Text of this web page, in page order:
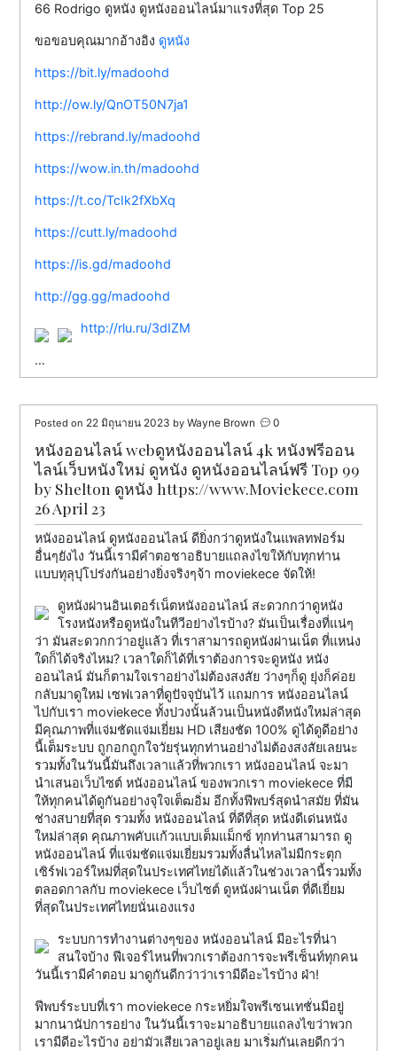
66 Rodrigo ดูหนัง ดูหนังออนไลน์มาแรงที่สุด Top 25
ขอขอบคุณมากอ้างอิง ดูหนัง
https://bit.ly/madoohd
http://ow.ly/QnOT50N7ja1
https://rebrand.ly/madoohd
https://wow.in.th/madoohd
https://t.co/TcIk2fXbXq
https://cutt.ly/madoohd
https://is.gd/madoohd
http://gg.gg/madoohd
http://rlu.ru/3dIZM
…
Posted on 22 มิถุนายน 2023 byWayne Brown 0
หนังออนไลน์ webดูหนังออนไลน์ 4k หนังฟรีออน
ไลน์เว็บหนังใหม่ ดูหนัง ดูหนังออนไลน์ฟรี Top 99
by Shelton ดูหนัง https://www.Moviekece.com
26 April 23
หนังออนไลน์ ดูหนังออนไลน์ ดียิ่งกว่าดูหนังในแพลทฟอร์ม
อื่นๆยังไง วันนี้เรามีคำตอชาอธิบายแถลงไขให้กับทุกท่าน
แบบทุลุปุโปร่งกันอย่างยิ่งจริงๆจ้า moviekece จัดให้!
ดูหนังผ่านอินเตอร์เน็ตหนังออนไลน์ สะดวกกว่าดูหนัง
โรงหนังหรือดูหนังในทีวีอย่างไรบ้าง? มันเป็นเรื่องที่แน่ๆ
ว่า มันสะดวกกว่าอยู่แล้ว ที่เราสามารถดูหนังผ่านเน็ต ที่แหน่ง
ใดก็ได้จริงไหม? เวลาใดก็ได้ที่เราต้องการจะดูหนัง หนัง
ออนไลน์ มันก็ตามใจเราอย่างไม่ต้องสงสัย ว่างๆก็ดู ยุ่งก็ค่อย
กลับมาดูใหม่ เซฟเวลาที่ดูปัจจุบันไว้ แถมการ หนังออนไลน์
ไปกับเรา moviekece ทั้งปวงนั้นล้วนเป็นหนังดีหนังใหม่ล่าสุด
มีคุณภาพที่แจ่มชัดแจ่มเยี่ยม HD เสียงชัด 100% ดูได้ดูดีอย่าง
นี้เต็มระบบ ถูกอกถูกใจวัยรุ่นทุกท่านอย่างไม่ต้องสงสัยเลยนะ
รวมทั้งในวันนี้มันถึงเวลาแล้วที่พวกเรา หนังออนไลน์ จะมา
นำเสนอเว็บไซต์ หนังออนไลน์ ของพวกเรา moviekece ที่มี
ให้ทุกคนได้ดูกันอย่างจุใจเต็ฒอิ่ม อีกทั้งฟีพบร์สุดนำสมัย ที่มัน
ช่างสบายที่สุด รวมทั้ง หนังออนไลน์ ที่ดีที่สุด หนังดีเด่นหนัง
ใหม่ล่าสุด คุณภาพคับแก้วแบบเต็มแม็กซ์ ทุกท่านสามารถ ดู
หนังออนไลน์ ที่แจ่มชัดแจ่มเยี่ยมรวมทั้งลื่นไหลไม่มีกระตุก
เซิร์ฟเวอร์ใหม่ที่สุดในประเทศไทยได้แล้วในช่วงเวลานี้รวมทั้ง
ตลอดกาลกับ moviekece เว็บไซต์ ดูหนังผ่านเน็ต ที่ดีเยี่ยม
ที่สุดในประเทศไทยนั่นเองแรง
ระบบการทำงานต่างๆของ หนังออนไลน์ มีอะไรที่น่า
สนใจบ้าง ฟีเจอร์ไหนที่พวกเราต้องการจะพรีเซ็นท์ทุกคน
วันนี้เรามีคำตอบ มาดูกันดีกว่าว่าเรามีดีอะไรบ้าง ฝ่า!
ฟีพบร์ระบบที่เรา moviekece กระหยิ่มใจพรีเซนเทชั่นมีอยู่
มากนานัปการอย่าง ในวันนี้เราจะมาอธิบายแถลงไขว่าพวก
เรามีดีอะไรบ้าง อย่ามัวเสียเวลาอยู่เลย มาเริ่มกันเลยดีกว่า